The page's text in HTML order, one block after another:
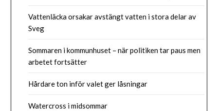
Vattenläcka orsakar avstängt vatten i stora delar av
Sveg
Sommaren i kommunhuset – när politiken tar paus men
arbetet fortsätter
Hårdare ton inför valet ger låsningar
Watercross i midsommar